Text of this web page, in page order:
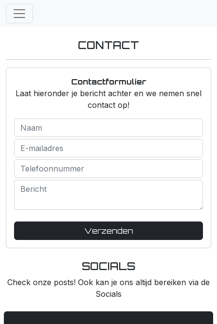
CONTACT
Contactformulier
Laat hieronder je bericht achter en we nemen snel
contact op!
Verzenden
SOCIALS
Check onze posts! Ook kan je ons altijd bereiken via de
Socials